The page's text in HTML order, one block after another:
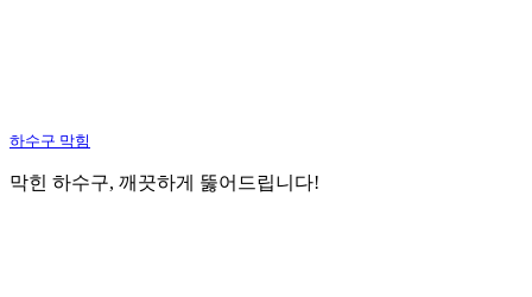
하수구 막힘
막힌 하수구, 깨끗하게 뚫어드립니다!